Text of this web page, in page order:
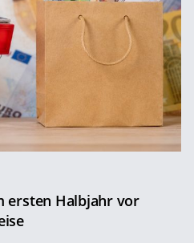
ersten Halbjahr vor